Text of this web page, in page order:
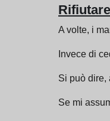
A volte, i
Invece di
Si può dire,
Se mi